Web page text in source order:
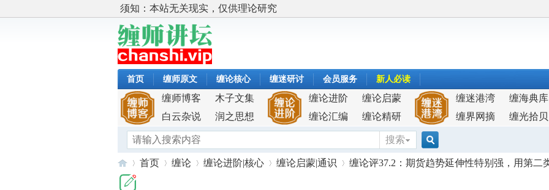
须知：本站无关现实，仅供理论研究
首页 缠师原文 缠论核心 缠迷研讨 会员服务 新人必读
缠师博客
木子文集
白云杂说
润之思想
缠论进阶
缠论启蒙
缠论汇编
缠论精研
缠迷港湾
缠海典库
缠界网摘
缠光拾贝
搜索
搜
首页 缠论 缠论进阶|核心 缠论启蒙|通识 缠论评37.2：期货趋势延伸性特别强，用第二